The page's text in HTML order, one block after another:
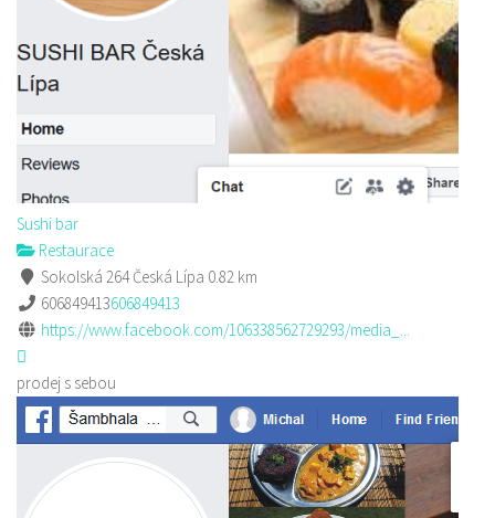
Sushi bar
Restaurace
Sokolská 264 Česká Lípa 0.82 km
606849413606849413
https://www.facebook.com/106338562729293/media_...
prodej s sebou